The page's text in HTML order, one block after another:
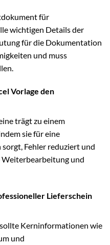
für
wichtigen Details der
für die Dokumentation
und muss
Vorlage den
trägt zu einem
sie für eine
Fehler reduziert und
Weiterbearbeitung und
Lieferschein
Kerninformationen wie
und